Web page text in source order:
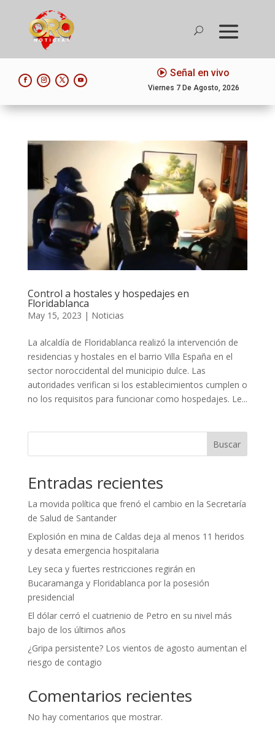
Señal en vivo
Viernes 7 De Agosto, 2026
Control a hostales y hospedajes en
Floridablanca
May 15, 2023 | Noticias
La alcaldía de Floridablanca realizó la intervención de
residencias y hostales en el barrio Villa España en el
sector noroccidental del municipio dulce. Las
autoridades verifican si los establecimientos cumplen o
no los requisitos para funcionar como hospedajes. Le...
Buscar
Entradas recientes
La movida política que frenó el cambio en la Secretaría
de Salud de Santander
Explosión en mina de Caldas deja al menos 11 heridos
y desata emergencia hospitalaria
Ley seca y fuertes restricciones regirán en
Bucaramanga y Floridablanca por la posesión
presidencial
El dólar cerró el cuatrienio de Petro en su nivel más
bajo de los últimos años
¿Gripa persistente? Los vientos de agosto aumentan el
riesgo de contagio
Comentarios recientes
No hay comentarios que mostrar.